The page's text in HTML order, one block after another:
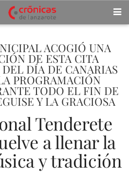
ACOGIÓ UNA
DE ESTA CITA
DÍA DE CANARIAS
PROGRAMACIÓN
TODO EL FIN DE
Y LA GRACIOSA
Tenderete
a llenar la
y tradición